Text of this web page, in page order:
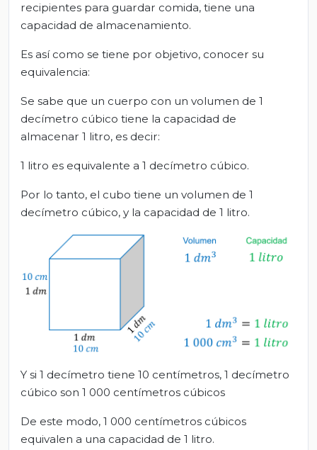
recipientes para guardar comida, tiene una
capacidad de almacenamiento.
Es así como se tiene por objetivo, conocer su
equivalencia:
Se sabe que un cuerpo con un volumen de 1
decímetro cúbico tiene la capacidad de
almacenar 1 litro, es decir:
1 litro es equivalente a 1 decímetro cúbico.
Por lo tanto, el cubo tiene un volumen de 1
decímetro cúbico, y la capacidad de 1 litro.
Y si 1 decímetro tiene 10 centímetros, 1 decímetro
cúbico son 1 000 centímetros cúbicos
De este modo, 1 000 centímetros cúbicos
equivalen a una capacidad de 1 litro.